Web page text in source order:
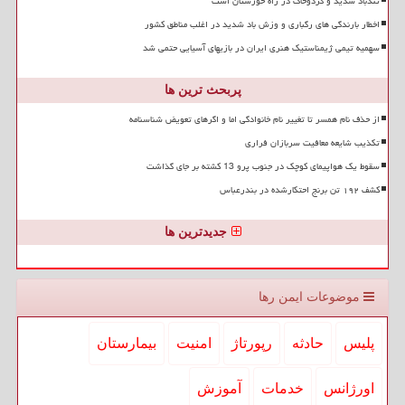
اخطار بارندگی های رگباری و وزش باد شدید در اغلب مناطق کشور
سهمیه تیمی ژیمناستیک هنری ایران در بازیهای آسیایی حتمی شد
پربحث ترین ها
از حذف نام همسر تا تغییر نام خانوادگی اما و اگرهای تعویض شناسنامه
تکذیب شایعه معافیت سربازان فراری
سقوط یک هواپیمای کوچک در جنوب پرو 13 کشته بر جای گذاشت
کشف ۱۹۲ تن برنج احتکارشده در بندرعباس
جدیدترین ها
موضوعات ایمن رها
پلیس حادثه رپورتاژ امنیت بیمارستان
اورژانس خدمات آموزش